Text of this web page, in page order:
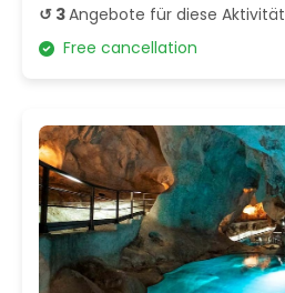
↺ 3Angebote für diese Aktivität
Free cancellation